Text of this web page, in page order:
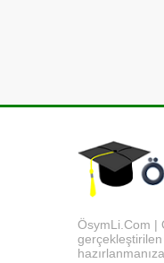
ÖsymLi.Com |